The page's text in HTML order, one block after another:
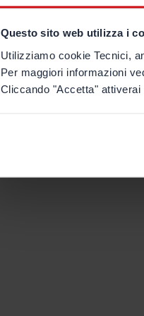
Questo sito web utilizza i
Utilizziamo cookie Tecnici,
Per maggiori informazioni
Cliccando "Accetta"